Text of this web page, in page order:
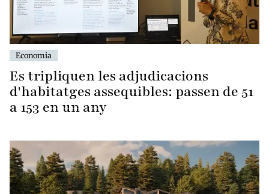
Economia
Es tripliquen les adjudicacions
d'habitatges assequibles: passen de 51
a 153 en un any